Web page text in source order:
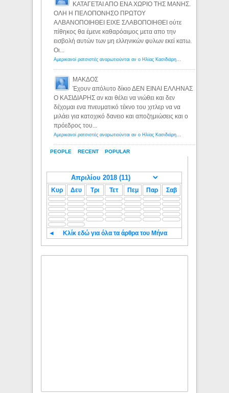
PEOPLE RECENT POPULAR
ΚΑΤΑΓΕΤΑΙ ΑΠΟ ΕΝΑ ΧΩΡΙΟ ΤΗΣ ΜΑΝΗΣ.
ΟΛΗ Η ΠΕΛΟΠΟΝΗΣΟ ΠΡΩΤΟΥ
ΑΛΒΑΝΟΠΟΙΗΘΕΙ ΕΙΧΕ ΣΛΑΒΟΠΟΙΗΘΕΙ ούτε
πίθηκος θα έμενε καθαρόαιμος μετα απο την
εισβολή αυτών των μη ελληνικών φυλων εκεί κατω.
Οι...
Αμερικανοί ρατσιστές αναρωτιούνται αν ο Ηλίας Κασιδιάρης ανήκει στη λευκή φυλή... - Λόγιος Ερμής
ΜΑΚΔΟΣ
Έχουν απόλυτο δίκιο ΔΕΝ ΕΙΝΑΙ ΕΛΛΗΝΑΣ
Ο ΚΑΣΙΔΙΑΡΗΣ αν και θέλει να νιώθει και δεν
δέχομαι ενα πνευματικό τέκνο του χιτλερ να να
μιλάει για κατοχικό δανειο και αποζημιώσεις και ο
πρόεδρος του...
Αμερικανοί ρατσιστές αναρωτιούνται αν ο Ηλίας Κασιδιάρης ανήκει στη λευκή φυλή... - Λόγιος Ερμής
Κυρ Δευ Τρι Τετ Πεμ Παρ Σαβ
◄ Κλίκ εδώ για όλα τα άρθρα του Μήνα